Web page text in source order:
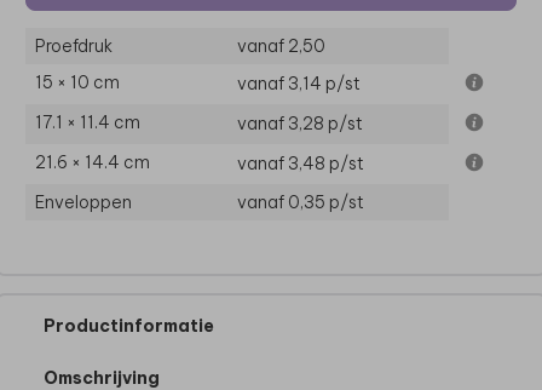
Proefdruk
vanaf 2,50
15 × 10 cm
vanaf 3,14 p/st
17.1 × 11.4 cm
vanaf 3,28 p/st
21.6 × 14.4 cm
vanaf 3,48 p/st
Enveloppen
vanaf 0,35 p/st
Productinformatie
Omschrijving